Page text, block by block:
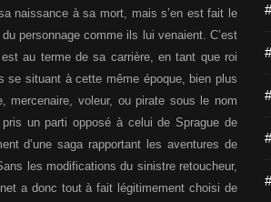
naissance à sa mort, mais s’en est fait le
personnage comme ils lui venaient. C’est
au terme de sa carrière, en tant que roi
se situant à cette même époque, bien plus
mercenaire, voleur, ou pirate sous le nom
un parti opposé à celui de Sprague de
d’une saga rapportant les aventures de
les modifications du sinistre retoucheur,
a donc tout à fait légitimement choisi de